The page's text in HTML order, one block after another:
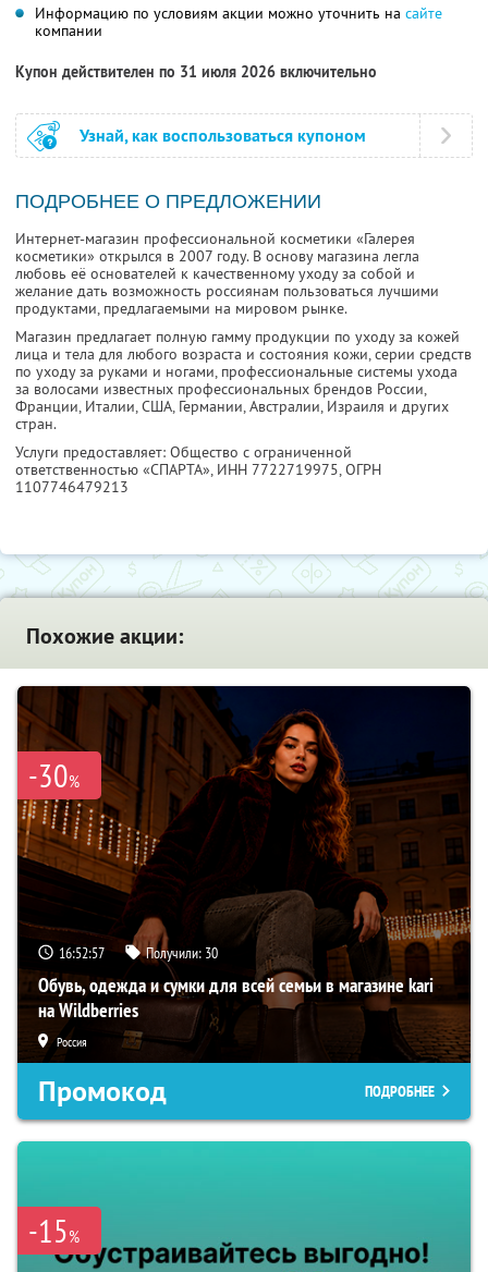
Информацию по условиям акции можно уточнить на сайте
компании
Купон действителен по 31 июля 2026 включительно
Узнай, как воспользоваться купоном
ПОДРОБНЕЕ О ПРЕДЛОЖЕНИИ
Интернет-магазин профессиональной косметики «Галерея
косметики» открылся в 2007 году. В основу магазина легла
любовь её основателей к качественному уходу за собой и
желание дать возможность россиянам пользоваться лучшими
продуктами, предлагаемыми на мировом рынке.
Магазин предлагает полную гамму продукции по уходу за кожей
лица и тела для любого возраста и состояния кожи, серии средств
по уходу за руками и ногами, профессиональные системы ухода
за волосами известных профессиональных брендов России,
Франции, Италии, США, Германии, Австралии, Израиля и других
стран.
Услуги предоставляет: Общество с ограниченной
ответственностью «СПАРТА», ИНН 7722719975, ОГРН
1107746479213
Похожие акции:
-30%
16:52:57 Получили: 30
Обувь, одежда и сумки для всей семьи в магазине kari
на Wildberries
Россия
Промокод ПОДРОБНЕЕ
-15%